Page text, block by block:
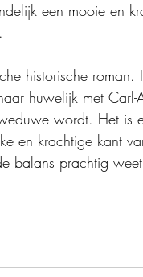
een mooie en
historische roman.
huwelijk met Carl-
wordt. Het is
en krachtige kant
balans prachtig